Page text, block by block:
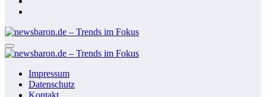
Impressum
Datenschutz
Kontakt